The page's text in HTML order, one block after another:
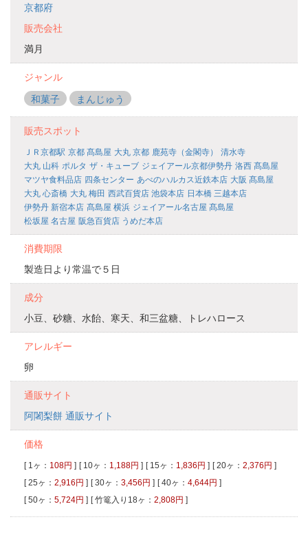
京都府
販売会社
満月
ジャンル
和菓子
まんじゅう
販売スポット
ＪＲ京都駅 京都 髙島屋 大丸 京都 鹿苑寺（金閣寺）
清水寺
大丸 山科 ポルタ ザ・キューブ ジェイアール京都伊勢丹 洛西 髙島屋
マツヤ食料品店 四条センター あべのハルカス近鉄本店 大阪 髙島屋
大丸 心斎橋 大丸 梅田 西武百貨店 池袋本店 日本橋 三越本店
伊勢丹 新宿本店 髙島屋 横浜 ジェイアール名古屋 髙島屋
松坂屋 名古屋 阪急百貨店 うめだ本店
消費期限
製造日より常温で５日
成分
小豆、砂糖、水飴、寒天、和三盆糖、トレハロース
アレルギー
卵
通販サイト
阿闍梨餅 通販サイト
価格
[ 1ヶ： 108円 ] [ 10ヶ： 1,188円 ] [ 15ヶ： 1,836円 ] [ 20ヶ： 2,376円 ]
[ 25ヶ： 2,916円 ] [ 30ヶ： 3,456円 ] [ 40ヶ： 4,644円 ]
[ 50ヶ： 5,724円 ] [ 竹篭入り18ヶ： 2,808円 ]